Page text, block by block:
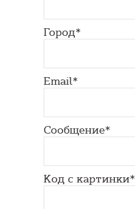
Город*
Email*
Сообщение*
Код с картинки*